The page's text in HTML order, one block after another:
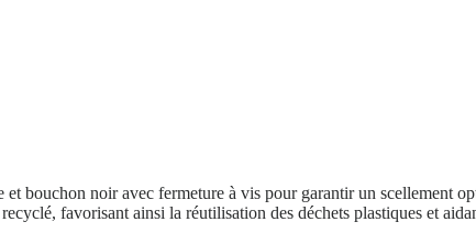
bouchon noir avec fermeture à vis pour garantir un scellement
favorisant ainsi la réutilisation des déchets plastiques et